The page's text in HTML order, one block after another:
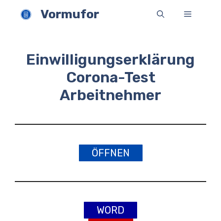
Inhalt
Vormufor Menü
Einwilligungserklärung
Corona-Test
Arbeitnehmer
ÖFFNEN
WORD